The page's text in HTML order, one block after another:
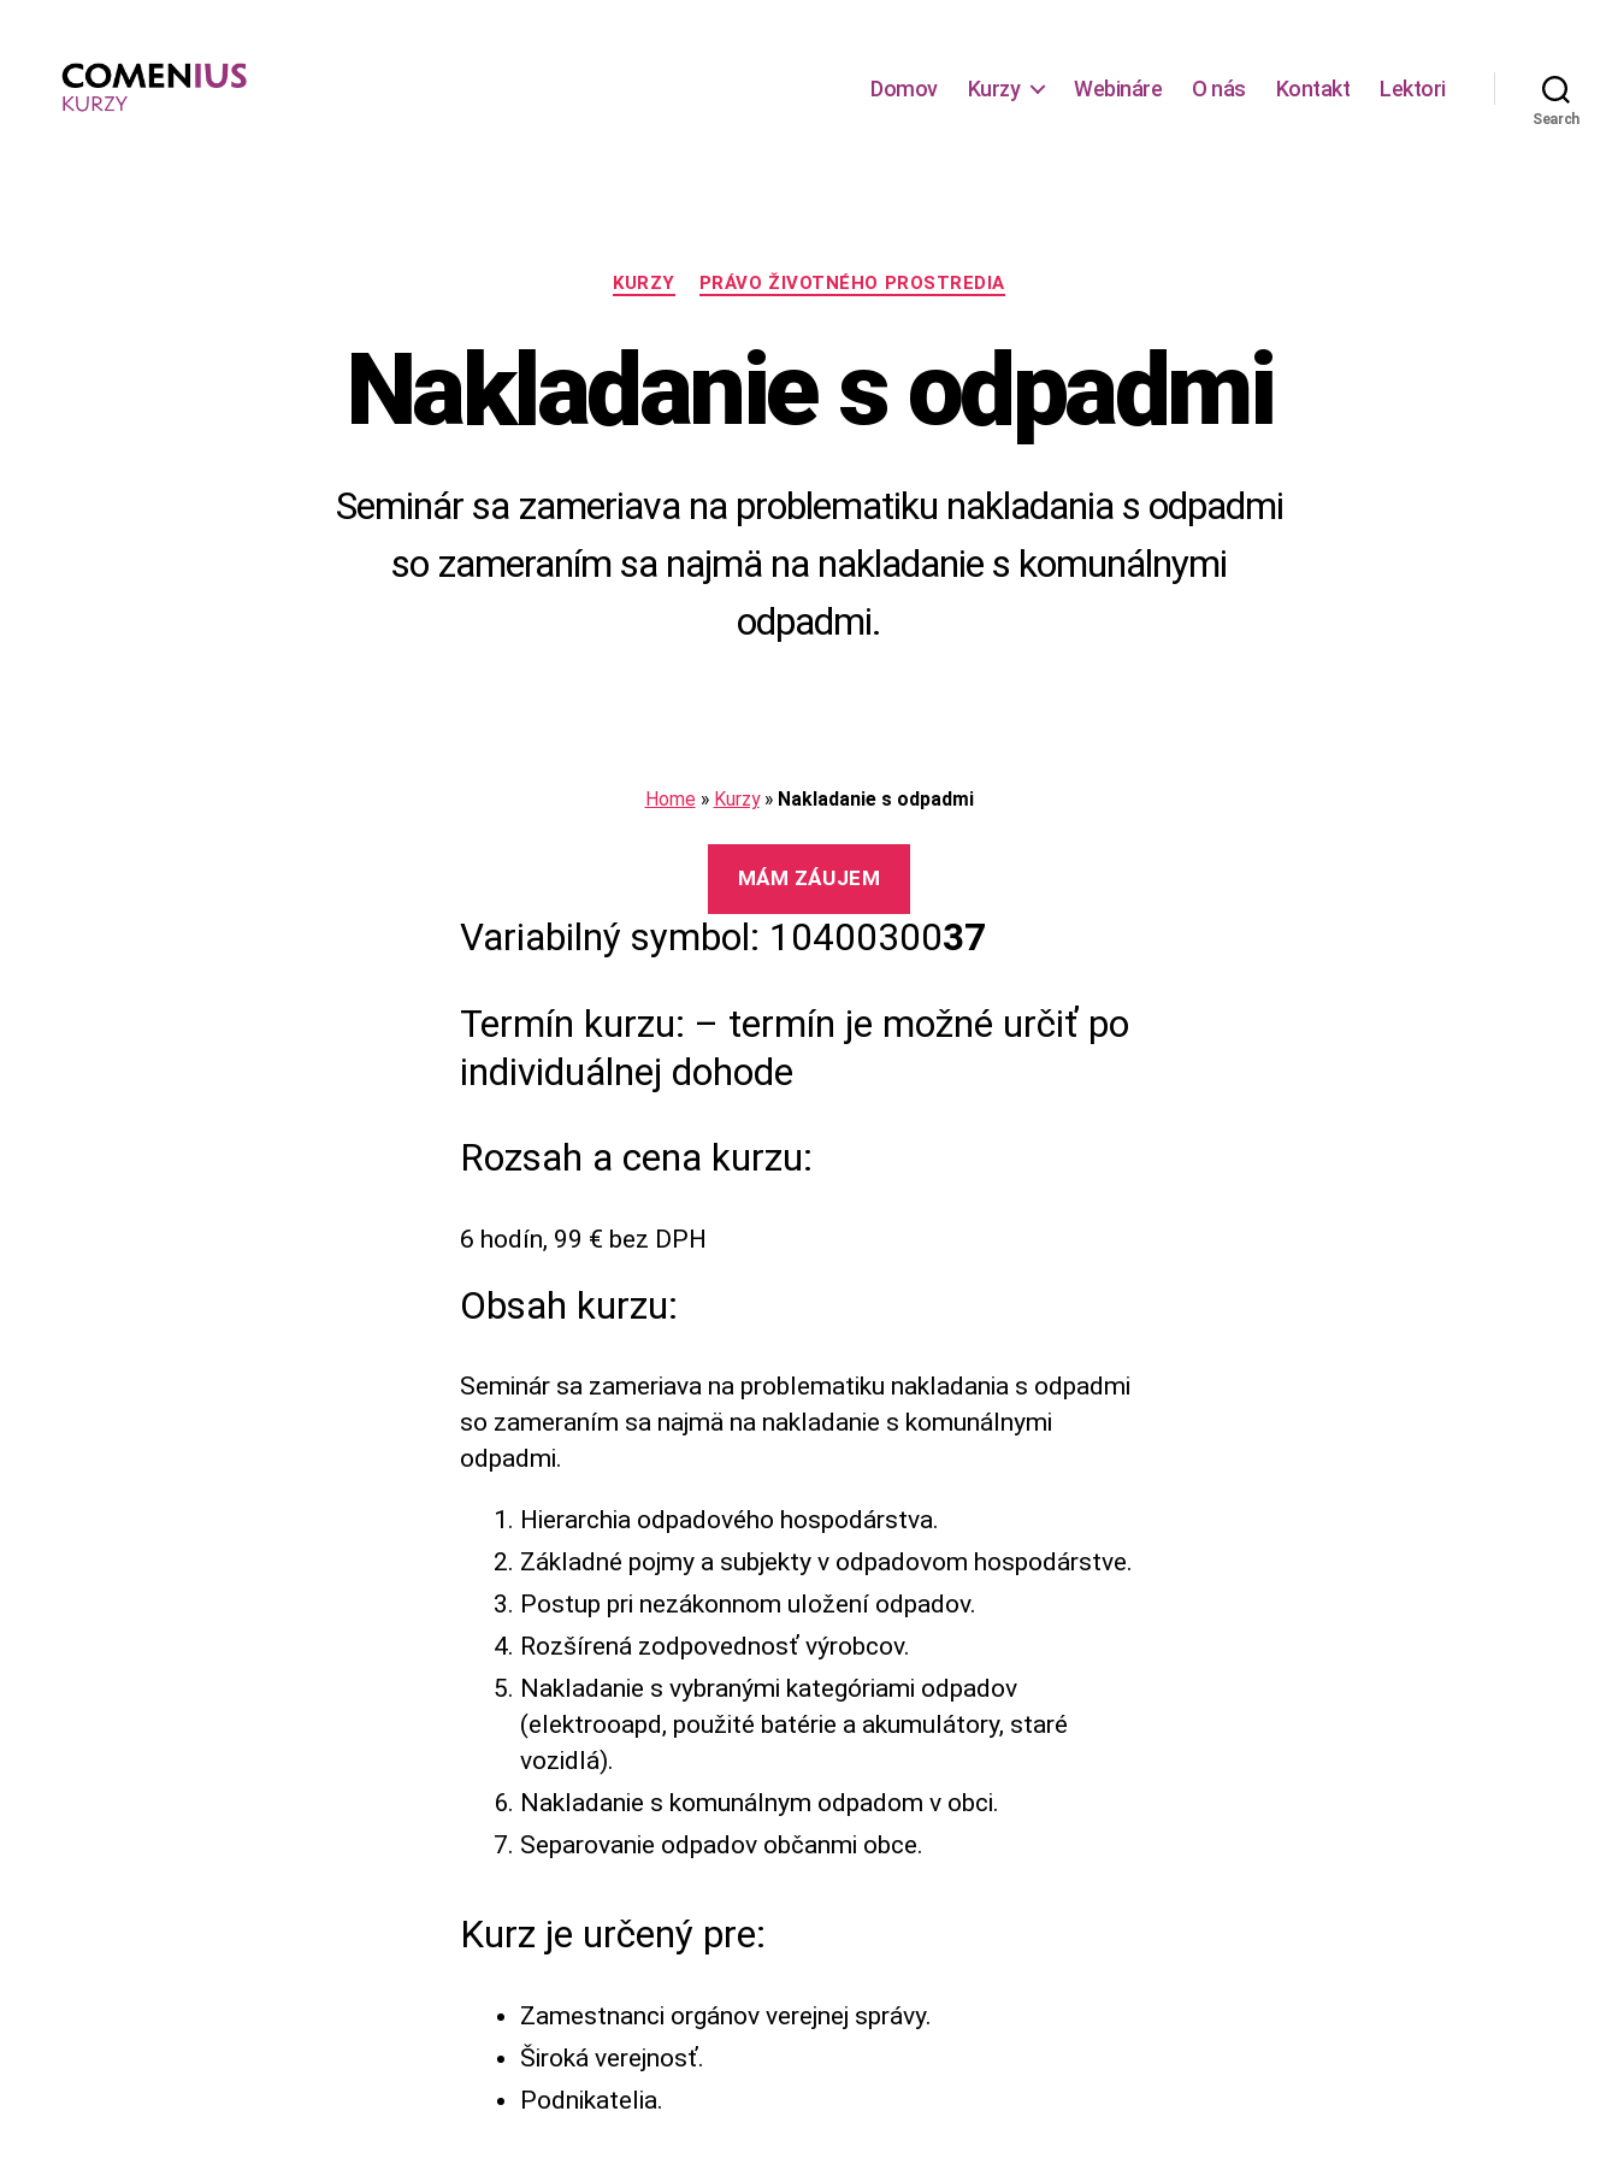
Domov Kurzy Webináre O nás Kontakt Lektori
Search
Kategórie
KURZY PRÁVO ŽIVOTNÉHO PROSTREDIA
Nakladanie s odpadmi
Seminár sa zameriava na problematiku nakladania s odpadmi
so zameraním sa najmä na nakladanie s komunálnymi
odpadmi.
Home » Kurzy» Nakladanie s odpadmi
MÁM ZÁUJEM
Variabilný symbol: 1040030037
Termín kurzu: – termín je možné určiť po
individuálnej dohode
Rozsah a cena kurzu:
6 hodín, 99 € bez DPH
Obsah kurzu:
Seminár sa zameriava na problematiku nakladania s odpadmi
so zameraním sa najmä na nakladanie s komunálnymi
odpadmi.
Hierarchia odpadového hospodárstva.
Základné pojmy a subjekty v odpadovom hospodárstve.
Postup pri nezákonnom uložení odpadov.
Rozšírená zodpovednosť výrobcov.
Nakladanie s vybranými kategóriami odpadov
(elektrooapd, použité batérie a akumulátory, staré
vozidlá).
Nakladanie s komunálnym odpadom v obci.
Separovanie odpadov občanmi obce.
Kurz je určený pre:
Zamestnanci orgánov verejnej správy.
Široká verejnosť.
Podnikatelia.